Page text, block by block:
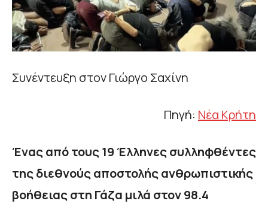
Συνέντευξη στον Γιώργο Σαχίνη
Πηγή: Νέα Κρήτη
Ένας από τους 19 Έλληνες συλληφθέντες
της διεθνούς αποστολής ανθρωπιστικής
βοήθειας στη Γάζα μιλά στον 98.4